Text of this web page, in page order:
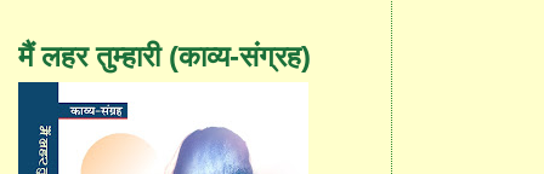
मैं लहर तुम्हारी (काव्य-संग्रह)